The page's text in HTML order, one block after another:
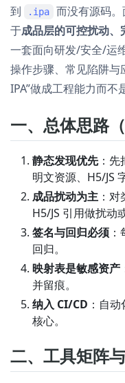
到
.ipa
而没有源码
于成品层的可控扰动
一套面向研发/安全/运
操作步骤、常见陷阱与
IPA”做成工程能力而不
一、总体思路
静态发现优先：先
明文资源、H5/JS
成品扰动为主 ：
H5/JS 引用做扰动
签名与回归必须
回归。
映射表是敏感资产
并留痕。
纳入 CI/CD ：自
核心。
二、工具矩阵